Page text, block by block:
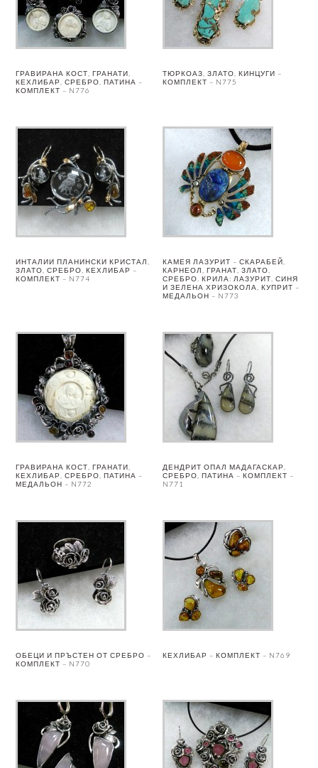
ГРАВИРАНА КОСТ, ГРАНАТИ,
КЕХЛИБАР, СРЕБРО, ПАТИНА –
КОМПЛЕКТ – N776
ТЮРКОАЗ, ЗЛАТО, КИНЦУГИ –
КОМПЛЕКТ – N775
ИНТАЛИИ ПЛАНИНСКИ КРИСТАЛ,
ЗЛАТО, СРЕБРО, КЕХЛИБАР –
КОМПЛЕКТ – N774
КАМЕЯ ЛАЗУРИТ – СКАРАБЕЙ,
КАРНЕОЛ, ГРАНАТ, ЗЛАТО,
СРЕБРО. КРИЛА: ЛАЗУРИТ, СИНЯ
И ЗЕЛЕНА ХРИЗОКОЛА, КУПРИТ –
МЕДАЛЬОН – N773
ГРАВИРАНА КОСТ, ГРАНАТИ,
КЕХЛИБАР, СРЕБРО, ПАТИНА –
МЕДАЛЬОН – N772
ДЕНДРИТ ОПАЛ МАДАГАСКАР,
СРЕБРО, ПАТИНА – КОМПЛЕКТ –
N771
ОБЕЦИ И ПРЪСТЕН ОТ СРЕБРО –
КОМПЛЕКТ – N770
КЕХЛИБАР – КОМПЛЕКТ – N769